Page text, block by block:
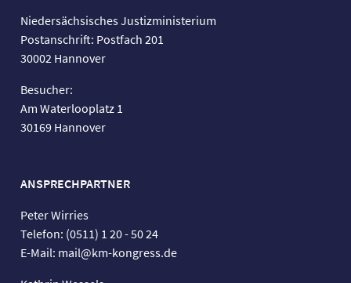
Niedersächsisches Justizministerium
Postanschrift: Postfach 201
30002 Hannover
Besucher:
Am Waterlooplatz 1
30169 Hannover
ANSPRECHPARTNER
Peter Wirries
Telefon: (0511) 1 20 - 50 24
E-Mail: mail@km-kongress.de